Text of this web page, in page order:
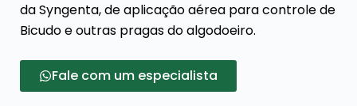
da Syngenta, de aplicação aérea para controle de
Bicudo e outras pragas do algodoeiro.
Fale com um especialista